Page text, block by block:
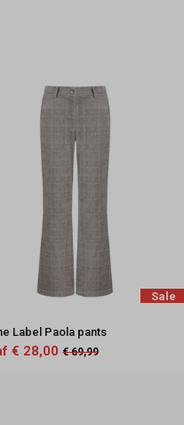
Sale
Label Paola pants
€ 28,00 € 69,99